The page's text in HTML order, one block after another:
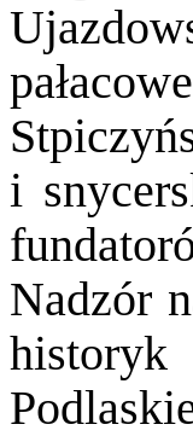
i
Nadzór
historyk